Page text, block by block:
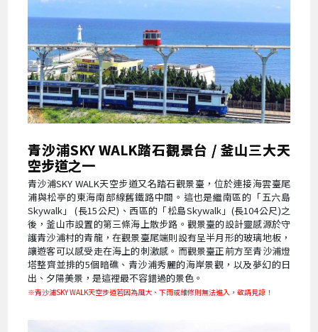
青沙浦SKY WALK踏石觀景台 / 釜山三大天
空步道之一
青沙浦SKY WALK天空步道又名踏石觀景臺，位於連接海雲臺尾
浦與松亭的東海南部線舊鐵路中間。這也是繼南區的「五六島
Skywalk」 (長15公尺)、西區的「松島Skywalk」(長104公尺)之
後，釜山市設置的第三條海上散步路。觀景臺的設計靈感源於守
護青沙浦村的青龍，在觀景臺尾端則設有呈半月形的玻璃地板，
讓遊客可以感受走在海上的刺激感。而觀景臺正前方至青沙浦燈
塔整齊並排的5個暗礁、青沙浦秀麗的海岸景觀，以及夢幻的日
出、夕陽美景，是這裡最不容錯過的景色。
※青沙浦SKY WALK天空步道若因為風大、下雨或維修則無法進入，敬請見諒！